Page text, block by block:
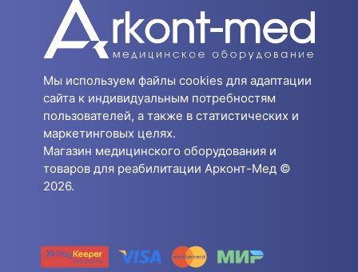
Мы используем файлы cookies для адаптации
сайта к индивидуальным потребностям
пользователей, а также в статистических и
маркетинговых целях.
Магазин медицинского оборудования и
товаров для реабилитации Арконт-Мед ©
2026.